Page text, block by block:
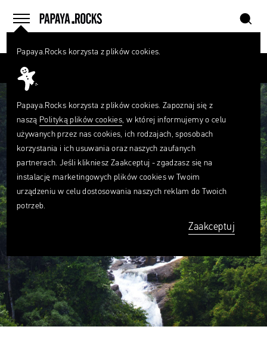
menu
home szukaj
Papaya.Rocks korzysta z plików cookies.
Papaya.Rocks korzysta z plików cookies. Zapoznaj się z
naszą Polityką plików cookies, w której informujemy o celu
używanych przez nas cookies, ich rodzajach, sposobach
korzystania i ich usuwania oraz naszych zaufanych
partnerach. Jeśli klikniesz Zaakceptuj - zgadzasz się na
instalację marketingowych plików cookies w Twoim
urządzeniu w celu dostosowania naszych reklam do Twoich
potrzeb.
Zaakceptuj
Czego
szukasz?